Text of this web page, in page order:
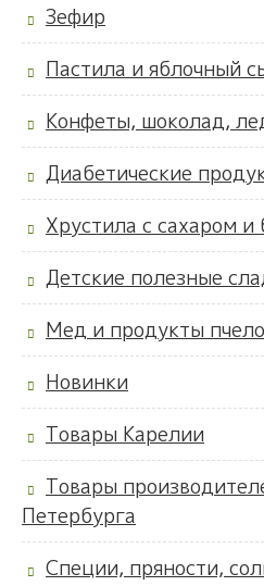
Зефир
Пастила и яблочный
Конфеты, шоколад,
Диабетические
Хрустила с сахаром и
Детские полезные
Мед и продукты
Новинки
Товары Карелии
Товары
Петербурга
Специи, пряности,